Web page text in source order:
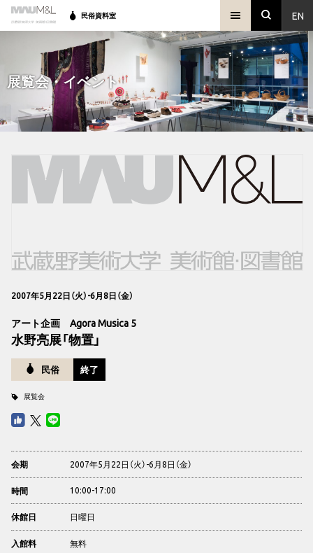
EN
民俗資料室
展覧会・イベント
2007年5月22日（火）-6月8日（金）
アート企画 Agora Musica 5
水野亮展「物置」
民俗 終了
展覧会
会期 2007年5月22日（火）-6月8日（金）
時間 10:00-17:00
休館日 日曜日
入館料 無料